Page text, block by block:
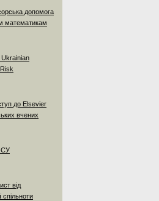
допомога
математикам
Ukrainian
до Elsevier
вчених
від
спільноти